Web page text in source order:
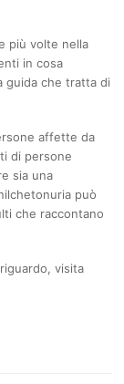
più volte nella
in cosa
guida che tratta di
affette da
di persone
sia una
può
che raccontano
visita